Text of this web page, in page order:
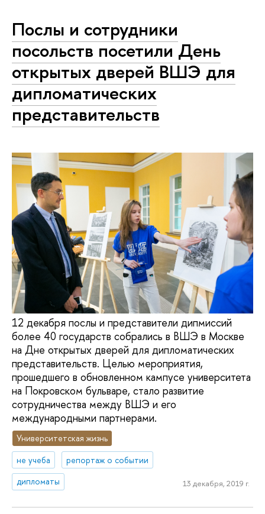
Послы и сотрудники
посольств посетили День
открытых дверей ВШЭ для
дипломатических
представительств
12 декабря послы и представители дипмиссий
более 40 государств собрались в ВШЭ в Москве
на Дне открытых дверей для дипломатических
представительств. Целью мероприятия,
прошедшего в обновленном кампусе университета
на Покровском бульваре, стало развитие
сотрудничества между ВШЭ и его
международными партнерами.
Университетская жизнь
не учеба
репортаж о событии
дипломаты
13 декабря, 2019 г.